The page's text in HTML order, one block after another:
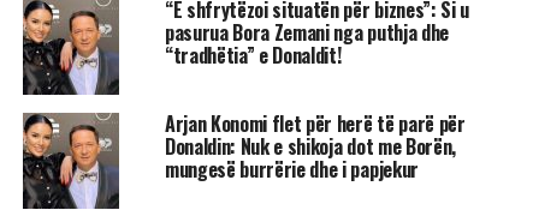
“E shfrytëzoi situatën për biznes”: Si u
pasurua Bora Zemani nga puthja dhe
“tradhëtia” e Donaldit!
Arjan Konomi flet për herë të parë për
Donaldin: Nuk e shikoja dot me Borën,
mungesë burrërie dhe i papjekur